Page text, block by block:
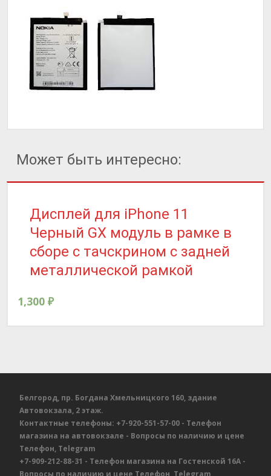
Может быть интересно:
Дисплей для iPhone 11
Черный GX модуль в рамке в
сборе с тачскрином с задней
металлической рамкой
1,300 ₽
Белгород, пр. Богдана Хмельницкого 160, здание
Автовокзала, 2 этаж.
Контактные телефоны: +7-920-551-57-00 - Телефон
магазина на автовокзале - Вопросы по наличию и цене
Телефон, Telegram
+7-909-212-88-31 - Телефон магазина на Гостенской 16А -